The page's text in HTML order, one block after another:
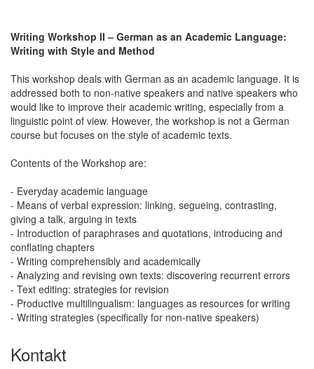
Writing Workshop II – German as an Academic Language:
Writing with Style and Method
This workshop deals with German as an academic language. It is
addressed both to non-native speakers and native speakers who
would like to improve their academic writing, especially from a
linguistic point of view. However, the workshop is not a German
course but focuses on the style of academic texts.
Contents of the Workshop are:
- Everyday academic language
- Means of verbal expression: linking, segueing, contrasting,
giving a talk, arguing in texts
- Introduction of paraphrases and quotations, introducing and
conflating chapters
- Writing comprehensibly and academically
- Analyzing and revising own texts: discovering recurrent errors
- Text editing: strategies for revision
- Productive multilingualism: languages as resources for writing
- Writing strategies (specifically for non-native speakers)
Kontakt